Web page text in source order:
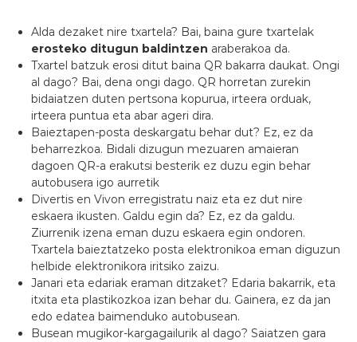
Alda dezaket nire txartela? Bai, baina gure txartelak
erosteko ditugun baldintzen araberakoa da.
Txartel batzuk erosi ditut baina QR bakarra daukat. Ongi
al dago? Bai, dena ongi dago. QR horretan zurekin
bidaiatzen duten pertsona kopurua, irteera orduak,
irteera puntua eta abar ageri dira.
Baieztapen-posta deskargatu behar dut? Ez, ez da
beharrezkoa. Bidali dizugun mezuaren amaieran
dagoen QR-a erakutsi besterik ez duzu egin behar
autobusera igo aurretik
Divertis en Vivon erregistratu naiz eta ez dut nire
eskaera ikusten. Galdu egin da? Ez, ez da galdu.
Ziurrenik izena eman duzu eskaera egin ondoren.
Txartela baieztatzeko posta elektronikoa eman diguzun
helbide elektronikora iritsiko zaizu.
Janari eta edariak eraman ditzaket? Edaria bakarrik, eta
itxita eta plastikozkoa izan behar du. Gainera, ez da jan
edo edatea baimenduko autobusean.
Busean mugikor-kargagailurik al dago? Saiatzen gara